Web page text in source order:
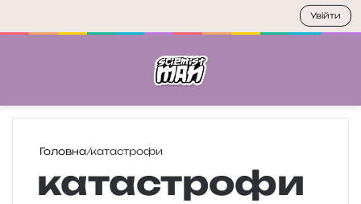
Головна/катастрофи
катастрофи
Увійти